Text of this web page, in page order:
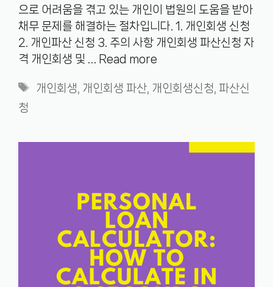
으로 어려움을 겪고 있는 개인이 법원의 도움을 받아
채무 문제를 해결하는 절차입니다. 1. 개인회생 신청
2. 개인파산 신청 3. 주의 사항 개인회생 파산신청 자
격 개인회생 및 … Read more
Tags
개인회생, 개인회생 파산, 개인회생신청, 파산신
청